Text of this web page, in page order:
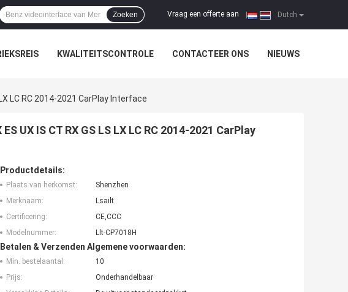
Dutch
Vraag een offerte aan
Zoeken
KWALITEITSCONTROLE CONTACTEER ONS NIEUWS
LC RC 2014-2021 CarPlay Interface
UX IS CT ​​RX GS LS LX LC RC 2014-2021 CarPlay
Productdetails:
Plaats van herkomst:
Shenzhen
Merknaam:
Lsailt
Certificering:
CE,CCC
Modelnummer:
Llt-CP7018H
Betalen & Verzenden Algemene voorwaarden:
Min. bestelaantal:
10
Prijs:
Onderhandelbaar